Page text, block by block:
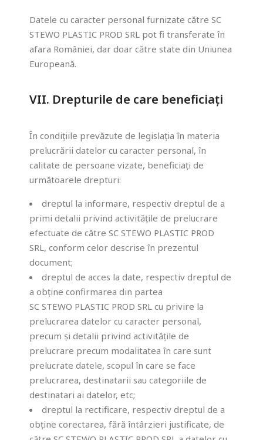
Datele cu caracter personal furnizate către SC
STEWO PLASTIC PROD SRL pot fi transferate în
afara României, dar doar către state din Uniunea
Europeană.
VII. Drepturile de care beneficiați
În condițiile prevăzute de legislația în materia
prelucrării datelor cu caracter personal, în
calitate de persoane vizate, beneficiați de
următoarele drepturi:
dreptul la informare, respectiv dreptul de a
primi detalii privind activitățile de prelucrare
efectuate de către SC STEWO PLASTIC PROD
SRL, conform celor descrise în prezentul
document;
dreptul de acces la date, respectiv dreptul de
a obține confirmarea din partea
SC STEWO PLASTIC PROD SRL cu privire la
prelucrarea datelor cu caracter personal,
precum și detalii privind activitățile de
prelucrare precum modalitatea în care sunt
prelucrate datele, scopul în care se face
prelucrarea, destinatarii sau categoriile de
destinatari ai datelor, etc;
dreptul la rectificare, respectiv dreptul de a
obține corectarea, fără întârzieri justificate, de